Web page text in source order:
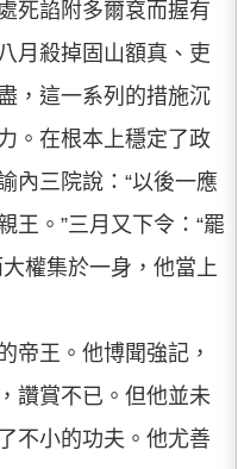
死諂附多爾袞而握有
月殺掉固山額真、吏
，這一系列的措施沉
。在根本上穩定了政
內三院說：“以後一應
王。”三月又下令：“罷
權集於一身，他當上
帝王。他博聞強記，
讚賞不已。但他並未
不小的功夫。他尤善